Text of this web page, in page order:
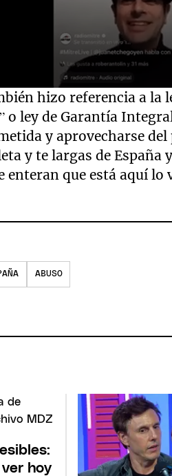
hizo referencia a la
o ley de Garantía
y aprovecharse
y te largas de España
enteran que está aquí lo
ABUSO
hoy